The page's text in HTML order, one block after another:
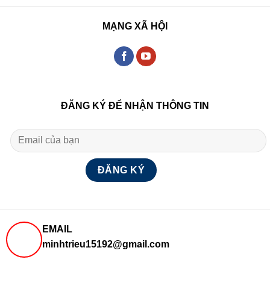
MẠNG XÃ HỘI
ĐĂNG KÝ ĐỂ NHẬN THÔNG TIN
EMAIL
minhtrieu15192@gmail.com